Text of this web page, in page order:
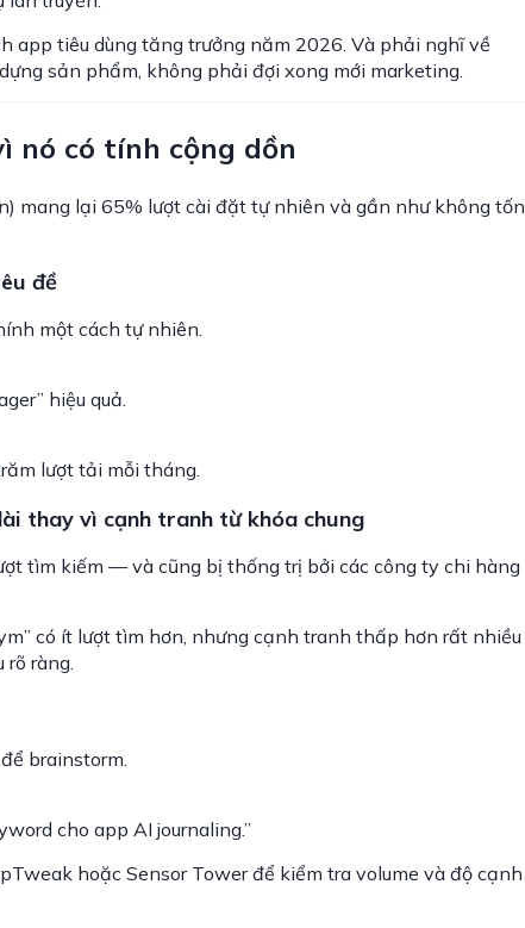
app tiêu dùng tăng trưởng năm 2026. Và phải nghĩ về
sản phẩm, không phải đợi xong mới marketing.
nó có tính cộng dồn
mang lại 65% lượt cài đặt tự nhiên và gần như không tốn
đề
một cách tự nhiên.
hiệu quả.
lượt tải mỗi tháng.
thay vì cạnh tranh từ khóa chung
tìm kiếm — và cũng bị thống trị bởi các công ty chi hàng
có ít lượt tìm hơn, nhưng cạnh tranh thấp hơn rất nhiều
ràng.
brainstorm.
cho app AI journaling.”
hoặc Sensor Tower để kiểm tra volume và độ cạnh